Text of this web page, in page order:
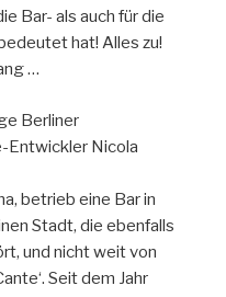
Bar- als auch für die
hat! Alles zu!
…
Berliner
Entwickler Nicola
betrieb eine Bar in
Stadt, die ebenfalls
und nicht weit von
Seit dem Jahr